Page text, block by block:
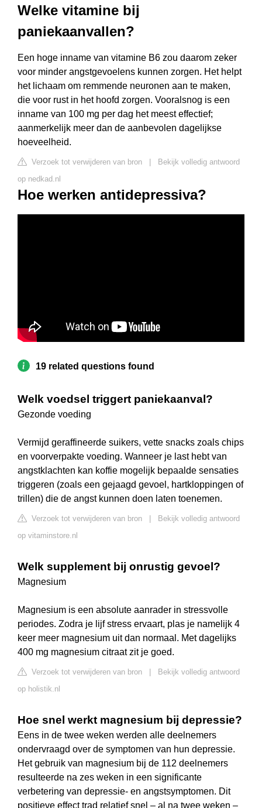
Welke vitamine bij
paniekaanvallen?
Een hoge inname van vitamine B6 zou daarom zeker
voor minder angstgevoelens kunnen zorgen. Het helpt
het lichaam om remmende neuronen aan te maken,
die voor rust in het hoofd zorgen. Vooralsnog is een
inname van 100 mg per dag het meest effectief;
aanmerkelijk meer dan de aanbevolen dagelijkse
hoeveelheid.
Verzoek tot verwijderen van bron
Bekijk volledig antwoord
op nedkad.nl
Hoe werken antidepressiva?
19 related questions found
Welk voedsel triggert paniekaanval?
Gezonde voeding
Vermijd geraffineerde suikers, vette snacks zoals chips
en voorverpakte voeding. Wanneer je last hebt van
angstklachten kan koffie mogelijk bepaalde sensaties
triggeren (zoals een gejaagd gevoel, hartkloppingen of
trillen) die de angst kunnen doen laten toenemen.
Verzoek tot verwijderen van bron
Bekijk volledig antwoord
op vitaminstore.nl
Welk supplement bij onrustig gevoel?
Magnesium
Magnesium is een absolute aanrader in stressvolle
periodes. Zodra je lijf stress ervaart, plas je namelijk 4
keer meer magnesium uit dan normaal. Met dagelijks
400 mg magnesium citraat zit je goed.
Verzoek tot verwijderen van bron
Bekijk volledig antwoord
op holistik.nl
Hoe snel werkt magnesium bij depressie?
Eens in de twee weken werden alle deelnemers
ondervraagd over de symptomen van hun depressie.
Het gebruik van magnesium bij de 112 deelnemers
resulteerde na zes weken in een significante
verbetering van depressie- en angstsymptomen. Dit
positieve effect trad relatief snel – al na twee weken –